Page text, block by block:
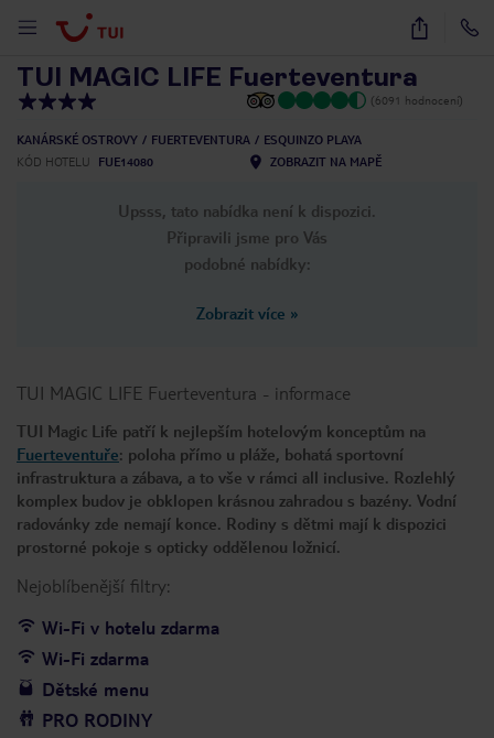
38
TUI MAGIC LIFE Fuerteventura
(6091 hodnocení)
KANÁRSKÉ OSTROVY FUERTEVENTURA
ESQUINZO PLAYA
KÓD HOTELU
FUE14080 ZOBRAZIT NA MAPĚ
Upsss, tato nabídka není k dispozici.
Připravili jsme pro Vás
podobné nabídky:
Zobrazit více »
TUI MAGIC LIFE Fuerteventura - informace
TUI Magic Life patří k nejlepším hotelovým konceptům na
Fuerteventuře: poloha přímo u pláže, bohatá sportovní
infrastruktura a zábava, a to vše v rámci all inclusive. Rozlehlý
komplex budov je obklopen krásnou zahradou s bazény. Vodní
radovánky zde nemají konce. Rodiny s dětmi mají k dispozici
prostorné pokoje s opticky oddělenou ložnicí.
Nejoblíbenější filtry:
Wi-Fi v hotelu zdarma
Wi-Fi zdarma
Dětské menu
PRO RODINY